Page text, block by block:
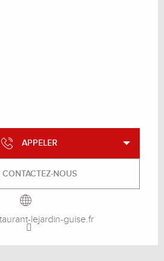
APPELER
CONTACTEZ-NOUS
lejardin-guise.fr